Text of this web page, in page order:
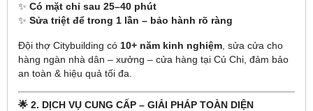
✨ Có mặt chỉ sau 25–40 phút
✨ Sửa triệt để trong 1 lần – bảo hành rõ ràng
Đội thợ Citybuilding có 10+ năm kinh nghiệm , sửa cửa cho
hàng ngàn nhà dân – xưởng – cửa hàng tại Củ Chi, đảm bảo
an toàn & hiệu quả tối đa.
🌟 2. DỊCH VỤ CUNG CẤP – GIẢI PHÁP TOÀN DIỆN